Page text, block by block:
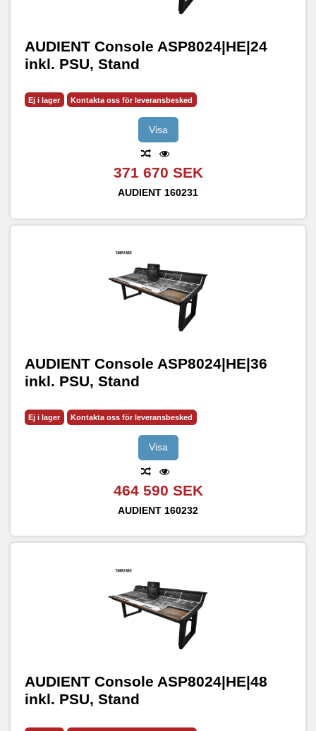
AUDIENT Console ASP8024|HE|24
inkl. PSU, Stand
Ej i lager Kontakta oss för leveransbesked
Visa
371 670 SEK
AUDIENT 160231
AUDIENT Console ASP8024|HE|36
inkl. PSU, Stand
Ej i lager Kontakta oss för leveransbesked
Visa
464 590 SEK
AUDIENT 160232
AUDIENT Console ASP8024|HE|48
inkl. PSU, Stand